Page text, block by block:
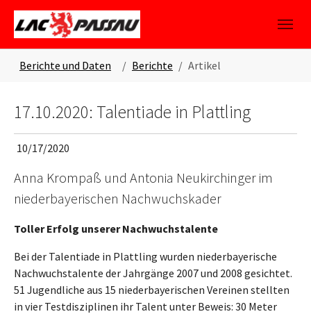
Skip to main content
Skip to page footer
Berichte und Daten Berichte Artikel
17.10.2020: Talentiade in Plattling
10/17/2020
Anna Krompaß und Antonia Neukirchinger im
niederbayerischen Nachwuchskader
Toller Erfolg unserer Nachwuchstalente
Bei der Talentiade in Plattling wurden niederbayerische
Nachwuchstalente der Jahrgänge 2007 und 2008 gesichtet.
51 Jugendliche aus 15 niederbayerischen Vereinen stellten
in vier Testdisziplinen ihr Talent unter Beweis: 30 Meter